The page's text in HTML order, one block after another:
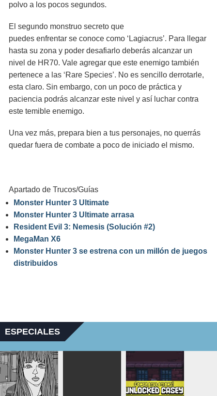
polvo a los pocos segundos.
El segundo monstruo secreto que
puedes enfrentar se conoce como ‘Lagiacrus’. Para llegar
hasta su zona y poder desafiarlo deberás alcanzar un
nivel de HR70. Vale agregar que este enemigo también
pertenece a las ‘Rare Species’. No es sencillo derrotarle,
esta claro. Sin embargo, con un poco de práctica y
paciencia podrás alcanzar este nivel y así luchar contra
este temible enemigo.
Una vez más, prepara bien a tus personajes, no querrás
quedar fuera de combate a poco de iniciado el mismo.
Apartado de Trucos/Guías
Monster Hunter 3 Ultimate
Monster Hunter 3 Ultimate arrasa
Resident Evil 3: Nemesis (Solución #2)
MegaMan X6
Monster Hunter 3 se estrena con un millón de juegos
distribuidos
ESPECIALES